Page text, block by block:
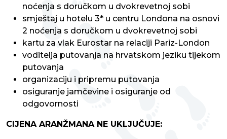
noćenja s doručkom u dvokrevetnoj sobi
smještaj u hotelu 3* u centru Londona na osnovi
2 noćenja s doručkom u dvokrevetnoj sobi
kartu za vlak Eurostar na relaciji Pariz-London
voditelja putovanja na hrvatskom jeziku tijekom
putovanja
organizaciju i pripremu putovanja
osiguranje jamčevine i osiguranje od
odgovornosti
CIJENA ARANŽMANA NE UKLJUČUJE: